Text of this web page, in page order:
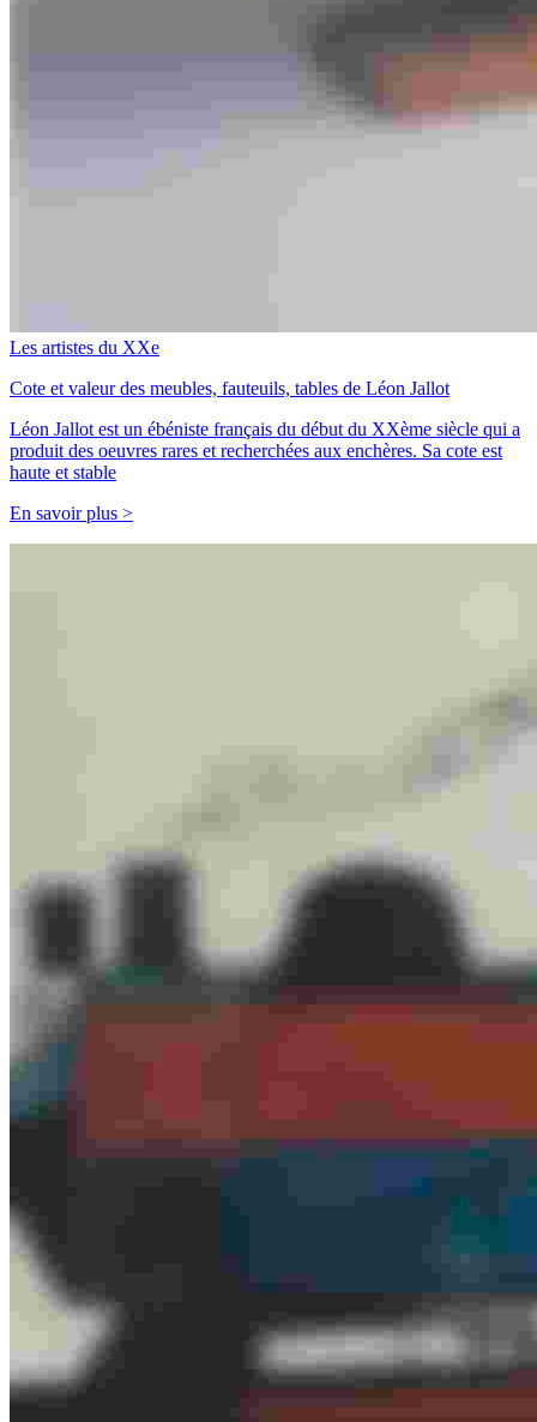
Les artistes du XXe
Cote et valeur des meubles, fauteuils, tables de Léon Jallot
Léon Jallot est un ébéniste français du début du XXème siècle qui a
produit des oeuvres rares et recherchées aux enchères. Sa cote est
haute et stable
En savoir plus >